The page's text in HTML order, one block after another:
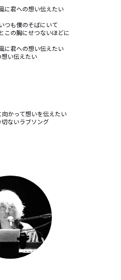
に君への想い伝えたい
つも僕のそばにいて
この胸にせつないほどに
に君への想い伝えたい
い伝えたい
かって想いを伝えたい
ないラブソング